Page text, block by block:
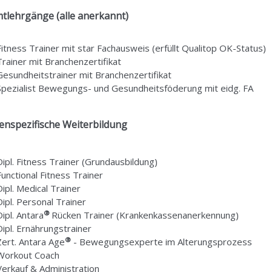
(alle anerkannt)
Trainer mit star Fachausweis (erfüllt Qualitop OK-Status)
mit Branchenzertifikat
mit Branchenzertifikat
Bewegungs- und Gesundheitsföderung mit eidg. FA
Weiterbildung
Fitness Trainer (Grundausbildung)
Fitness Trainer
Medical Trainer
Personal Trainer
Antara® Rücken Trainer (Krankenkassenanerkennung)
Ernährungstrainer
Antara Age® - Bewegungsexperte im Alterungsprozess
Coach
& Administration